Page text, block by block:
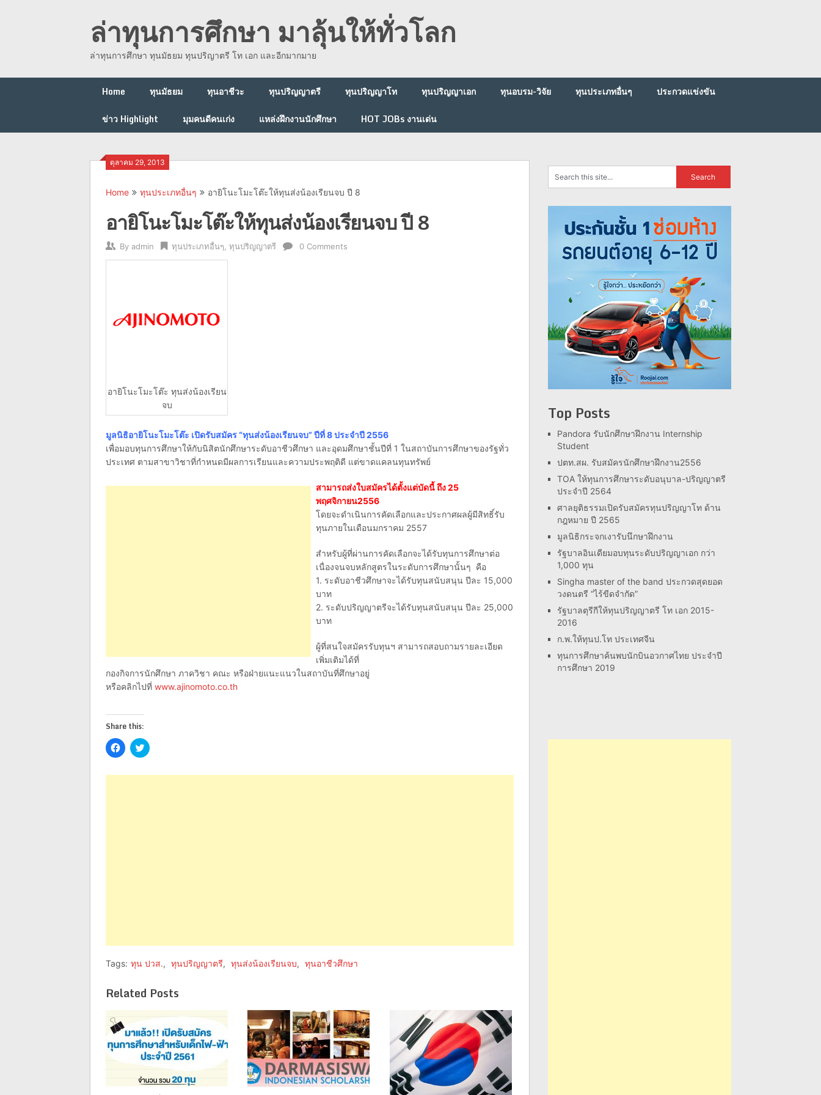
ล่าทุนการศึกษา มาลุ้นให้ทั่วโลก
ล่าทุนการศึกษา ทุนมัธยม ทุนปริญาตรี โท เอก และอีกมากมาย
Home ทุนมัธยม ทุนอาชีวะ ทุนปริญญาตรี ทุนปริญญาโท ทุนปริญญาเอก ทุนอบรม-วิจัย ทุนประเภทอื่นๆ
ประกวดแข่งขัน
ข่าว Highlight
มุมคนดีคนเก่ง แหล่งฝึกงานนักศึกษา HOT JOBs งานเด่น
ตุลาคม 29, 2013
Home ทุนประเภทอื่นๆ อายิโนะโมะโต๊ะให้ทุนส่งน้องเรียนจบ ปี 8
อายิโนะโมะโต๊ะให้ทุนส่งน้องเรียนจบ ปี 8
By admin ทุนประเภทอื่นๆ ทุนปริญญาตรี 0 Comments
อายิโนะโมะโต๊ะ ทุนส่งน้องเรียน
จบ
มูลนิธิอายิโนะโมะโต๊ะ เปิดรับสมัคร “ทุนส่งน้องเรียนจบ” ปีที่ 8 ประจำปี 2556
เพื่อมอบทุนการศึกษาให้กับนิสิตนักศึกษาระดับอาชีวศึกษา และอุดมศึกษาชั้นปีที่ 1 ในสถาบันการศึกษาของรัฐทั่ว
ประเทศ ตามสาขาวิชาที่กำหนดมีผลการเรียนและความประพฤติดี แต่ขาดแคลนทุนทรัพย์
สามารถส่งใบสมัครได้ตั้งแต่บัดนี้ ถึง 25
พฤศจิกายน2556
โดยจะดำเนินการคัดเลือกและประกาศผลผู้มีสิทธิ์รับ
ทุนภายในเดือนมกราคม 2557
สำหรับผู้ที่ผ่านการคัดเลือกจะได้รับทุนการศึกษาต่อ
เนื่องจนจบหลักสูตรในระดับการศึกษานั้นๆ คือ
1. ระดับอาชีวศึกษาจะได้รับทุนสนับสนุน ปีละ 15,000
บาท
2. ระดับปริญญาตรีจะได้รับทุนสนับสนุน ปีละ 25,000
บาท
ผู้ที่สนใจสมัครรับทุนฯ สามารถสอบถามรายละเอียด
เพิ่มเติมได้ที่
กองกิจการนักศึกษา ภาควิชา คณะ หรือฝ่ายแนะแนวในสถาบันที่ศึกษาอยู่
หรือคลิกไปที่ www.ajinomoto.co.th
Share this:
Click
to
Facebook
Click
to
Twitter
Tags: ทุน ปวส., ทุนปริญญาตรี, ทุนส่งน้องเรียนจบ, ทุนอาชีวศึกษา
Related Posts
Top Posts
Pandora รับนักศึกษาฝึกงาน Internship
Student
ปตท.สผ. รับสมัครนักศึกษาฝึกงาน2556
TOA ให้ทุนการศึกษาระดับอนุบาล-ปริญญาตรี
ประจำปี 2564
ศาลยุติธรรมเปิดรับสมัครทุนปริญญาโท ด้าน
กฎหมาย ปี 2565
มูลนิธิกระจกเงารับนึกษาฝึกงาน
รัฐบาลอินเดียมอบทุนระดับปริญญาเอก กว่า
1,000 ทุน
Singha master of the band ประกวดสุดยอด
วงดนตรี “ไร้ขีดจำกัด”
รัฐบาลตุรีกีให้ทุนปริญญาตรี โท เอก 2015-
2016
ก.พ.ให้ทุนป.โท ประเทศจีน
ทุนการศึกษาค้นพบนักบินอวกาศไทย ประจำปี
การศึกษา 2019